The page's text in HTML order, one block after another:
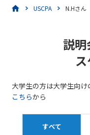
USCPA N.Hさん
説
大学生の方は大学生向
こちらから
すべて